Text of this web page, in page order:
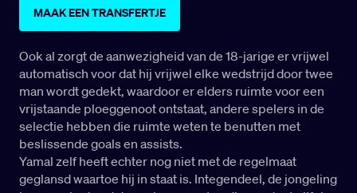
MAAK EEN TRANSFERTJE
Ook al zorgt de aanwezigheid van de 18-jarige er vrijwel
automatisch voor dat hij vrijwel elke wedstrijd door twee
man wordt gedekt, waardoor er elders ruimte voor een
vrijstaande ploeggenoot ontstaat, andere spelers in de
selectie hebben die ruimte weten te benutten met
beslissende goals en assists.
Yamal zelf heeft echter nog niet met de regelmaat
geglansd waartoe hij in staat is. Integendeel, de jongeling